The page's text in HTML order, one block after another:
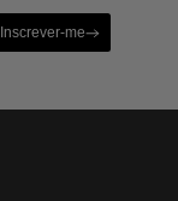
Inscrever-me